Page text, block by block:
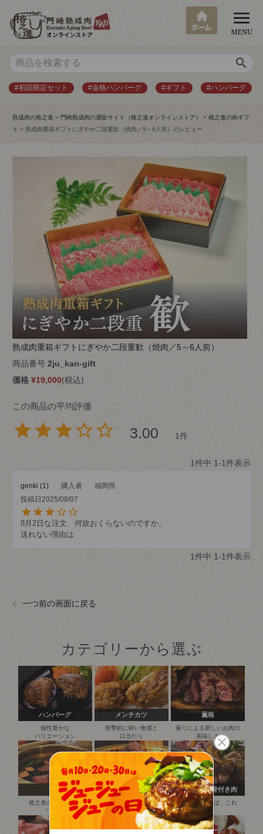
search
#初回限定セット #金格ハンバーグ #ギフト #ハンバーグ
熟成肉の格之進 門崎熟成肉の通販サイト（格之進オンラインストア）
格之進の肉ギフ
ト
熟成肉重箱ギフトにぎやか二段重歓（焼肉／5～6人前）のレビュー
熟成肉重箱ギフトにぎやか二段重歓（焼肉／5～6人前）
商品番号 2ju_kan-gift
価格 ¥19,000 税込
3.00 1
1件中 1-1件表示
genki 1 購入者
福岡県
投稿日2025/08/07
8月2日な注文、何故おくらないのですか。
送れない理由は
1件中 1-1件表示
一つ前の画面に戻る
カテゴリーから選ぶ
ハンバーグ
個性豊かな
バリエーション
メンチカツ
衝撃的に軽い食感と
口当たり
薫格
薫りによる新しいお肉の
美味しさ
焼肉
格之進の原点である
「焼肉」
塊焼き・塊肉
プロの熟成技術を
贅沢に堪能
ステーキ・骨付き肉
ご褒美といえば、これ